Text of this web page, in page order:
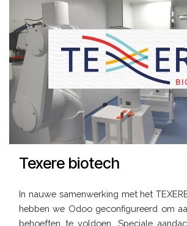
Texere biotech
In nauwe samenwerking met het
hebben we Odoo geconfigureerd om
behoeften te voldoen. Speciale